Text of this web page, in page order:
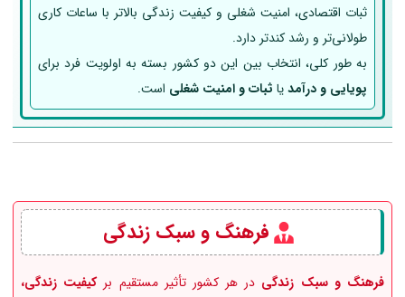
ثبات اقتصادی، امنیت شغلی و کیفیت زندگی بالاتر با ساعات کاری
طولانی‌تر و رشد کندتر دارد.
به طور کلی، انتخاب بین این دو کشور بسته به اولویت فرد برای
پویایی و درآمدیا ثبات و امنیت شغلی است.
فرهنگ و سبک زندگی
فرهنگ و سبک زندگی در هر کشور تأثیر مستقیم بر کیفیت زندگی،